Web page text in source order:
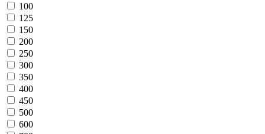
100
125
150
200
250
300
350
400
450
500
600